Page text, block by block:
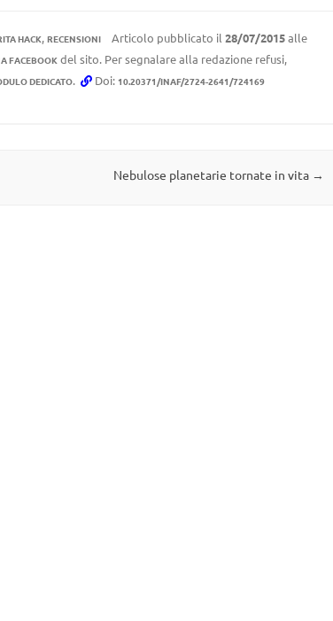
HACK, RECENSIONI Articolo pubblicato il 28/07/2015alle
FACEBOOKdel sito. Per segnalare alla redazione refusi,
DEDICATO. Doi: 10.20371/INAF/2724-2641/724169
Nebulose planetarie tornate in vita →